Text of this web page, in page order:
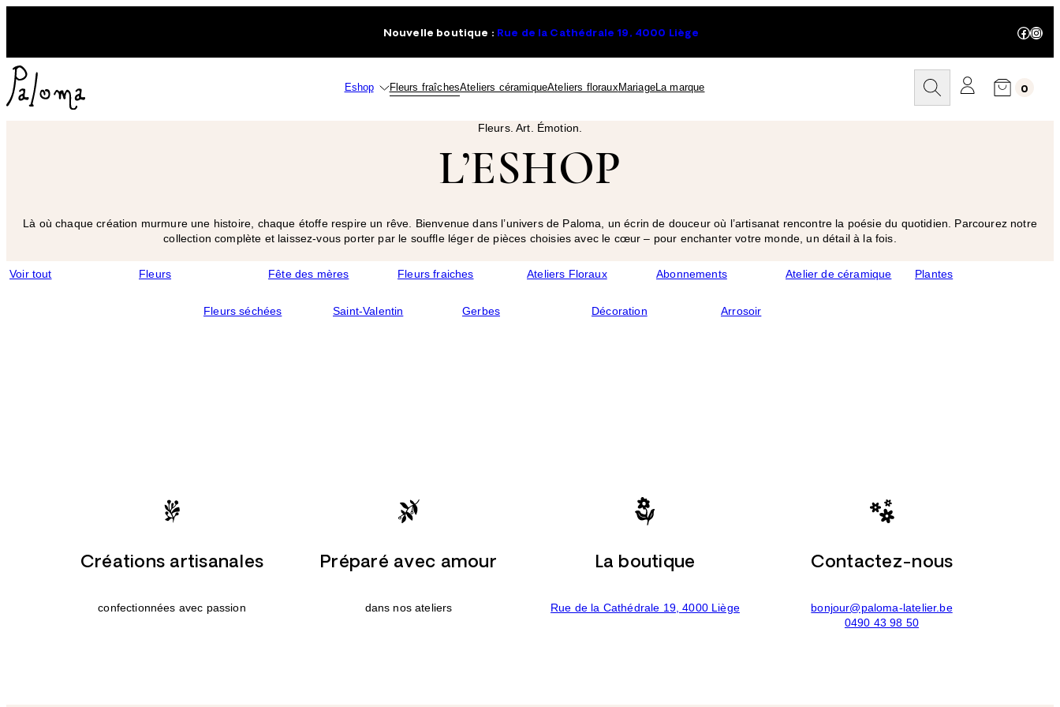
Nouvelle boutique : Rue de la Cathédrale 19, 4000 Liège
Eshop Fleurs fraîchesAteliers céramiqueAteliers florauxMariageLa marque
c
0
Fleurs. Art. Émotion.
L’ESHOP
Là où chaque création murmure une histoire, chaque étoffe respire un rêve. Bienvenue dans l’univers de Paloma, un écrin de douceur où l’artisanat rencontre la poésie du quotidien. Parcourez notre
collection complète et laissez-vous porter par le souffle léger de pièces choisies avec le cœur – pour enchanter votre monde, un détail à la fois.
Voir tout Fleurs Fête des mères Fleurs fraiches Ateliers Floraux Abonnements Atelier de céramique Plantes
Fleurs séchées Saint-Valentin Gerbes Décoration Arrosoir
Créations artisanales
confectionnées avec passion
Préparé avec amour
dans nos ateliers
La boutique
Rue de la Cathédrale 19, 4000 Liège
Contactez-nous
bonjour@paloma-latelier.be
0490 43 98 50